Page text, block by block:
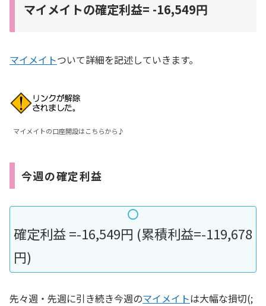
マイメイトの確定利益= -16,549円
マイメイトついて詳細を記述していきます。
マイメイトの口座開設はこちらから♪
今週の確定利益
確定利益 =-16,549円 (累積利益=-119,678
円)
先々週・先週に引き続き今週のマイメイトは大幅な損切(;